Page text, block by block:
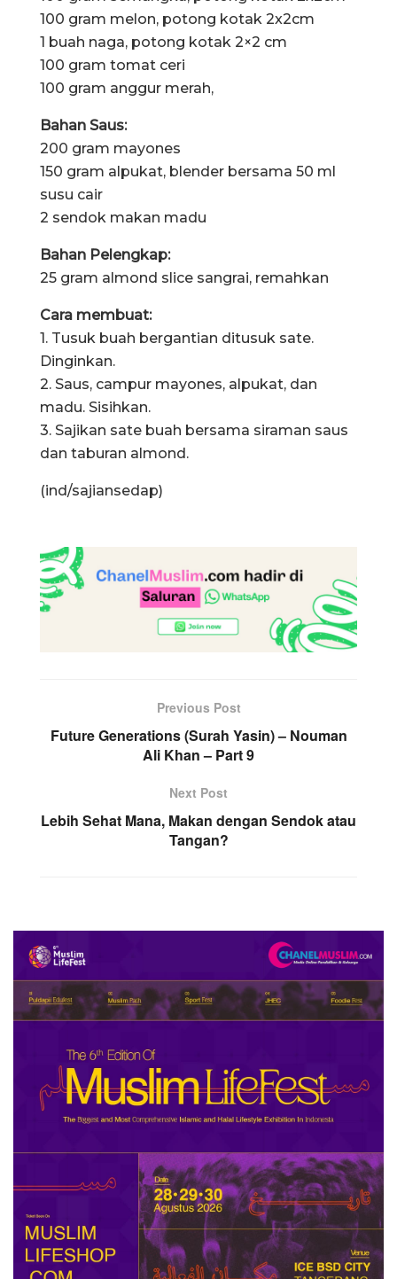
100 gram melon, potong kotak 2x2cm
1 buah naga, potong kotak 2×2 cm
100 gram tomat ceri
100 gram anggur merah,
Bahan Saus:
200 gram mayones
150 gram alpukat, blender bersama 50 ml
susu cair
2 sendok makan madu
Bahan Pelengkap:
25 gram almond slice sangrai, remahkan
Cara membuat:
1. Tusuk buah bergantian ditusuk sate.
Dinginkan.
2. Saus, campur mayones, alpukat, dan
madu. Sisihkan.
3. Sajikan sate buah bersama siraman saus
dan taburan almond.
(ind/sajiansedap)
Previous Post
Future Generations (Surah Yasin) – Nouman
Ali Khan – Part 9
Next Post
Lebih Sehat Mana, Makan dengan Sendok atau
Tangan?